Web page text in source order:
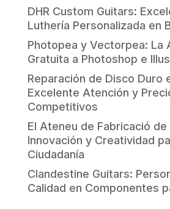
DHR Custom Guitars:
Luthería Personalizada en
Photopea y Vectorpea: La
Gratuita a Photoshop e
Reparación de Disco Duro
Excelente Atención y
Competitivos
El Ateneu de Fabricació de
Innovación y Creatividad
Ciudadanía
Clandestine Guitars:
Calidad en Componentes